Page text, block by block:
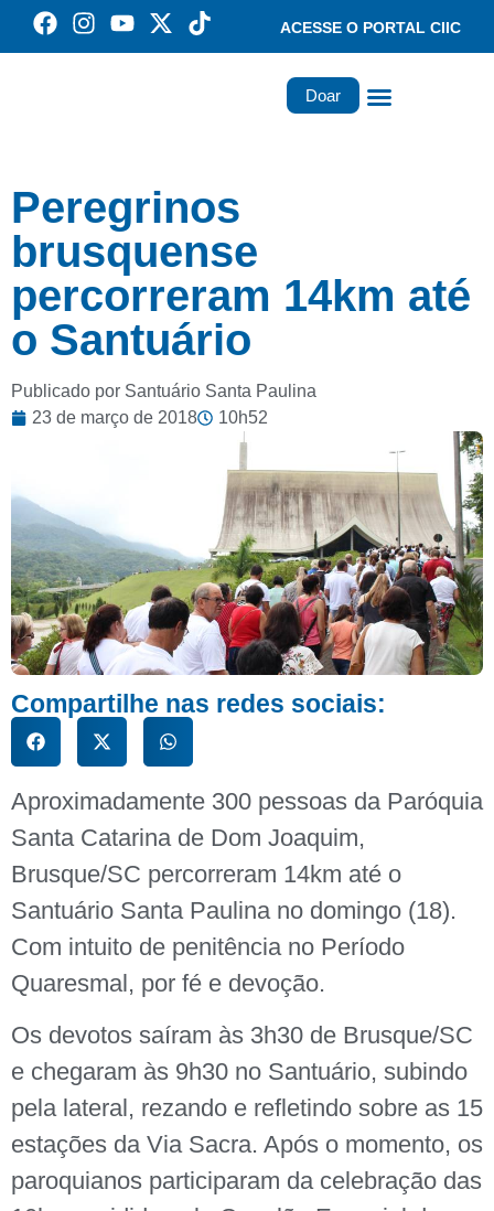
ACESSE O PORTAL CIIC
Doar
Peregrinos
brusquense
percorreram 14km até
o Santuário
Publicado por Santuário Santa Paulina
23 de março de 2018
10h52
Compartilhe nas redes sociais:
Aproximadamente 300 pessoas da Paróquia
Santa Catarina de Dom Joaquim,
Brusque/SC percorreram 14km até o
Santuário Santa Paulina no domingo (18).
Com intuito de penitência no Período
Quaresmal, por fé e devoção.
Os devotos saíram às 3h30 de Brusque/SC
e chegaram às 9h30 no Santuário, subindo
pela lateral, rezando e refletindo sobre as 15
estações da Via Sacra. Após o momento, os
paroquianos participaram da celebração das